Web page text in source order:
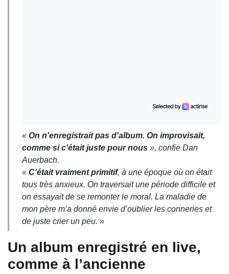
« On n'enregistrait pas d'album. On improvisait,
comme si c'était juste pour nous », confie Dan
Auerbach.
« C'était vraiment primitif, à une époque où on était
tous très anxieux. On traversait une période difficile et
on essayait de se remonter le moral. La maladie de
mon père m’a donné envie d’oublier les conneries et
de juste crier un peu. »
Un album enregistré en live,
comme à l’ancienne